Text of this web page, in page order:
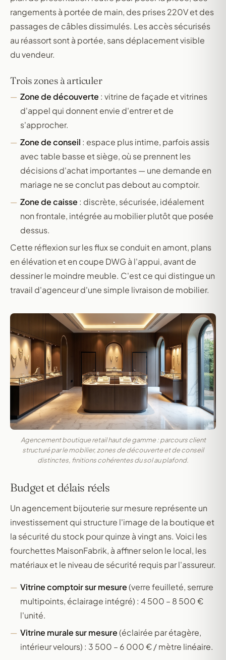
rangements à portée de main, des prises 220V et des
passages de câbles dissimulés. Les accès sécurisés
au réassort sont à portée, sans déplacement visible
du vendeur.
Trois zones à articuler
Zone de découverte : vitrine de façade et vitrines
d'appel qui donnent envie d'entrer et de
s'approcher.
Zone de conseil : espace plus intime, parfois assis
avec table basse et siège, où se prennent les
décisions d'achat importantes — une demande en
mariage ne se conclut pas debout au comptoir.
Zone de caisse : discrète, sécurisée, idéalement
non frontale, intégrée au mobilier plutôt que posée
dessus.
Cette réflexion sur les flux se conduit en amont, plans
en élévation et en coupe DWG à l'appui, avant de
dessiner le moindre meuble. C'est ce qui distingue un
travail d'agenceur d'une simple livraison de mobilier.
Agencement boutique retail haut de gamme : parcours client
structuré par le mobilier, zones de découverte et de conseil
distinctes, finitions cohérentes du sol au plafond.
Budget et délais réels
Un agencement bijouterie sur mesure représente un
investissement qui structure l'image de la boutique et
la sécurité du stock pour quinze à vingt ans. Voici les
fourchettes MaisonFabrik, à affiner selon le local, les
matériaux et le niveau de sécurité requis par l'assureur.
Vitrine comptoir sur mesure(verre feuilleté, serrure
multipoints, éclairage intégré) : 4 500 – 8 500 €
l'unité.
Vitrine murale sur mesure(éclairée par étagère,
intérieur velours) : 3 500 – 6 000 € / mètre linéaire.